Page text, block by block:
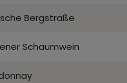
Bergstraße
Schaumwein